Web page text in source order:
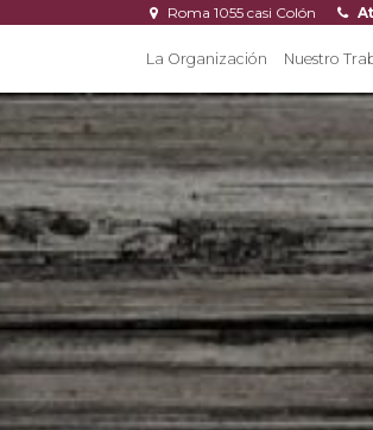
Roma 1055 casi Colón
La Organización Nuestro